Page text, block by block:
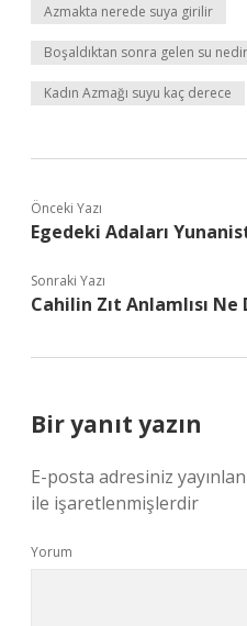
Azmakta nerede suya girilir
Boşaldıktan sonra gelen su nedir
Kadın Azmağı suyu kaç derece
Önceki Yazı
Egedeki Adaları
Sonraki Yazı
Cahilin Zıt Anlamlısı
Bir yanıt yazın
E-posta adresiniz
ile işaretlenmişlerdir
Yorum